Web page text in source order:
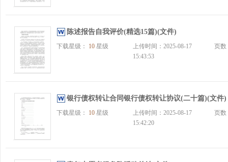
陈述报告自我评价(精选15篇)(文件)
下载星级： 10 星级
上传时间：2025-08-17
15:43:53
页
银行债权转让合同银行债权转让协议(二十篇)(文件)
下载星级： 10 星级
上传时间：2025-08-17
15:42:20
页